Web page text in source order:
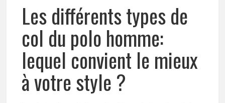
Les différents types de
col du polo homme:
lequel convient le mieux
à votre style ?